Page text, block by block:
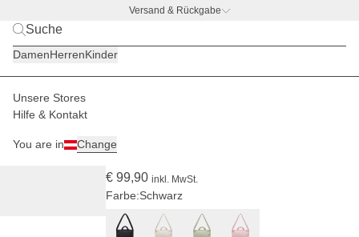
Versand & Rückgabe
DamenHerrenKinder
Unsere Stores
Hilfe & Kontakt
You are in Change
Damen Taschen
€ 99,90 inkl. MwSt.
Farbe:Schwarz